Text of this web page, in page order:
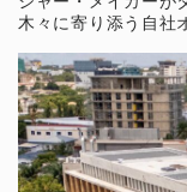
木々に寄り添う自社